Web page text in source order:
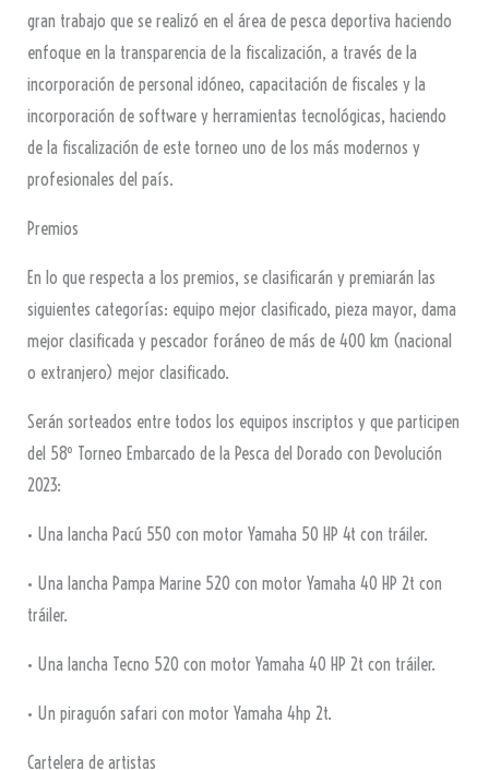
gran trabajo que se realizó en el área de pesca deportiva haciendo
enfoque en la transparencia de la fiscalización, a través de la
incorporación de personal idóneo, capacitación de fiscales y la
incorporación de software y herramientas tecnológicas, haciendo
de la fiscalización de este torneo uno de los más modernos y
profesionales del país.
Premios
En lo que respecta a los premios, se clasificarán y premiarán las
siguientes categorías: equipo mejor clasificado, pieza mayor, dama
mejor clasificada y pescador foráneo de más de 400 km (nacional
o extranjero) mejor clasificado.
Serán sorteados entre todos los equipos inscriptos y que participen
del 58º Torneo Embarcado de la Pesca del Dorado con Devolución
2023:
• Una lancha Pacú 550 con motor Yamaha 50 HP 4t con tráiler.
• Una lancha Pampa Marine 520 con motor Yamaha 40 HP 2t con
tráiler.
• Una lancha Tecno 520 con motor Yamaha 40 HP 2t con tráiler.
• Un piraguón safari con motor Yamaha 4hp 2t.
Cartelera de artistas